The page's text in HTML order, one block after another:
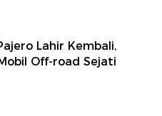
Lahir Kembali,
Off-road Sejati